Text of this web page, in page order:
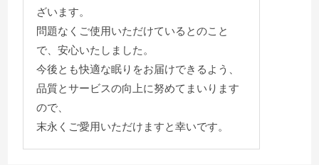
ざいます。
問題なくご使用いただけているとのこと
で、安心いたしました。
今後とも快適な眠りをお届けできるよう、
品質とサービスの向上に努めてまいります
ので、
末永くご愛用いただけますと幸いです。